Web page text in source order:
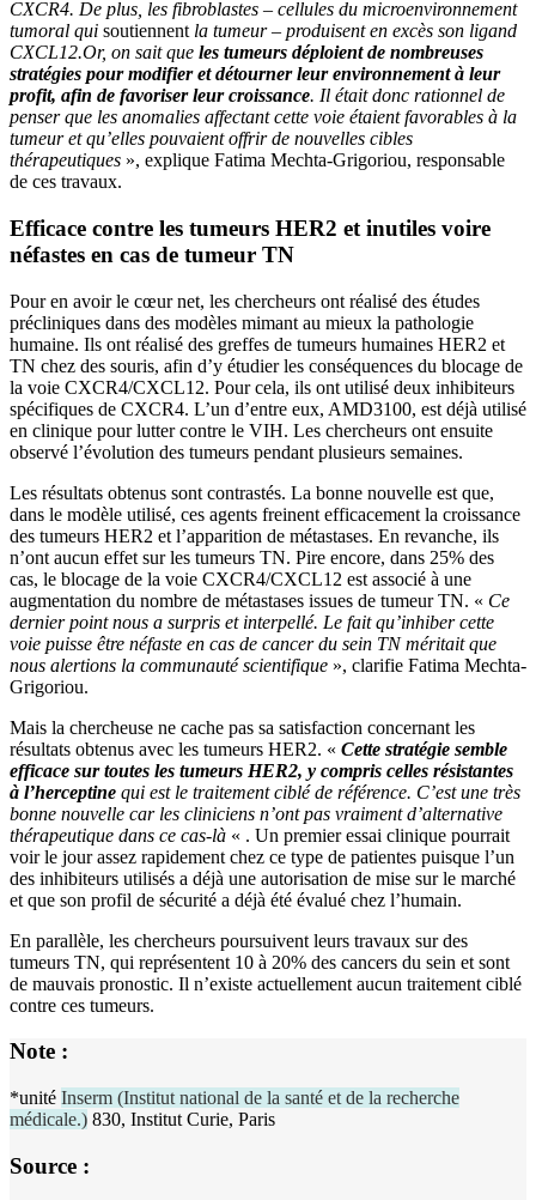
CXCR4. De plus, les fibroblastes – cellules du microenvironnement
tumoral qui soutiennent la tumeur – produisent en excès son ligand
CXCL12.Or, on sait que les tumeurs déploient de nombreuses
stratégies pour modifier et détourner leur environnement à leur
profit, afin de favoriser leur croissance. Il était donc rationnel de
penser que les anomalies affectant cette voie étaient favorables à la
tumeur et qu’elles pouvaient offrir de nouvelles cibles
thérapeutiques », explique Fatima Mechta-Grigoriou, responsable
de ces travaux.
Efficace contre les tumeurs HER2 et inutiles voire
néfastes en cas de tumeur TN
Pour en avoir le cœur net, les chercheurs ont réalisé des études
précliniques dans des modèles mimant au mieux la pathologie
humaine. Ils ont réalisé des greffes de tumeurs humaines HER2 et
TN chez des souris, afin d’y étudier les conséquences du blocage de
la voie CXCR4/CXCL12. Pour cela, ils ont utilisé deux inhibiteurs
spécifiques de CXCR4. L’un d’entre eux, AMD3100, est déjà utilisé
en clinique pour lutter contre le VIH. Les chercheurs ont ensuite
observé l’évolution des tumeurs pendant plusieurs semaines.
Les résultats obtenus sont contrastés. La bonne nouvelle est que,
dans le modèle utilisé, ces agents freinent efficacement la croissance
des tumeurs HER2 et l’apparition de métastases. En revanche, ils
n’ont aucun effet sur les tumeurs TN. Pire encore, dans 25% des
cas, le blocage de la voie CXCR4/CXCL12 est associé à une
augmentation du nombre de métastases issues de tumeur TN. « Ce
dernier point nous a surpris et interpellé. Le fait qu’inhiber cette
voie puisse être néfaste en cas de cancer du sein TN méritait que
nous alertions la communauté scientifique », clarifie Fatima Mechta-
Grigoriou.
Mais la chercheuse ne cache pas sa satisfaction concernant les
résultats obtenus avec les tumeurs HER2. « Cette stratégie semble
efficace sur toutes les tumeurs HER2, y compris celles résistantes
à l’herceptine qui est le traitement ciblé de référence. C’est une très
bonne nouvelle car les cliniciens n’ont pas vraiment d’alternative
thérapeutique dans ce cas-là « . Un premier essai clinique pourrait
voir le jour assez rapidement chez ce type de patientes puisque l’un
des inhibiteurs utilisés a déjà une autorisation de mise sur le marché
et que son profil de sécurité a déjà été évalué chez l’humain.
En parallèle, les chercheurs poursuivent leurs travaux sur des
tumeurs TN, qui représentent 10 à 20% des cancers du sein et sont
de mauvais pronostic. Il n’existe actuellement aucun traitement ciblé
contre ces tumeurs.
Note :
*unité Inserm (Institut national de la santé et de la recherche
médicale.) 830, Institut Curie, Paris
Source :